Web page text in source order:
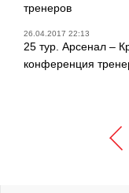
тренеров
26.04.2017 22:13
25 тур. Арсенал –
конференция